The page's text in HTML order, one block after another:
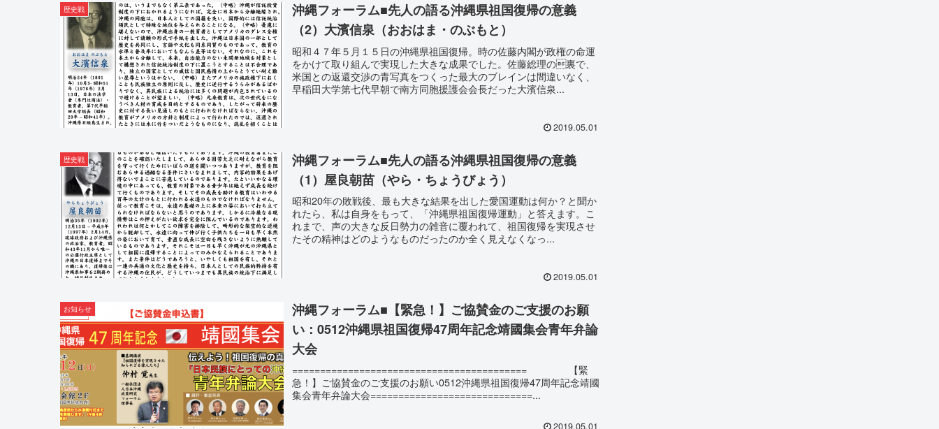
歴史戦
沖縄フォーラム■先人の語る沖縄県祖国復帰の意義
（2）大濱信泉（おおはま・のぶもと）
昭和４７年５月１５日の沖縄県祖国復帰。時の佐藤内閣が政権の命運
をかけて取り組んで実現した大きな成果でした。佐藤総理の裏で、
米国との返還交渉の青写真をつくった最大のブレインは間違いなく、
早稲田大学第七代早朝で南方同胞援護会会長だった大濱信泉...
2019.05.01
歴史戦
沖縄フォーラム■先人の語る沖縄県祖国復帰の意義
（1）屋良朝苗（やら・ちょうびょう）
昭和20年の敗戦後、最も大きな結果を出した愛国運動は何か？と聞か
れたら、私は自身をもって、「沖縄県祖国復帰運動」と答えます。こ
れまで、声の大きな反日勢力の雑音に覆われて、祖国復帰を実現させ
たその精神はどのようなものだったのか全く見えなくなっ...
2019.05.01
お知らせ
沖縄フォーラム■【緊急！】ご協賛金のご支援のお願
い：0512沖縄県祖国復帰47周年記念靖國集会青年弁論
大会
========================================== 【緊
急！】ご協賛金のご支援のお願い0512沖縄県祖国復帰47周年記念靖國
集会青年弁論大会=============================...
2019.05.01